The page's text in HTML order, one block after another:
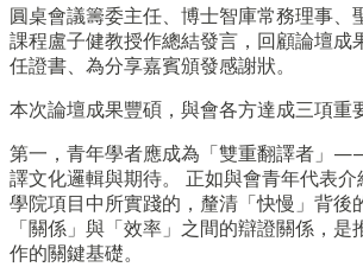
圓桌會議籌委主任、博士智庫常務理事、
課程盧子健教授作總結發言，回顧論壇成
任證書、為分享嘉賓頒發感謝狀。
本次論壇成果豐碩，與會各方達成三項重
第一，青年學者應成為「雙重翻譯者」
譯文化邏輯與期待。 正如與會青年代表
學院項目中所實踐的，釐清「快慢」背後
「關係」與「效率」之間的辯證關係，
作的關鍵基礎。